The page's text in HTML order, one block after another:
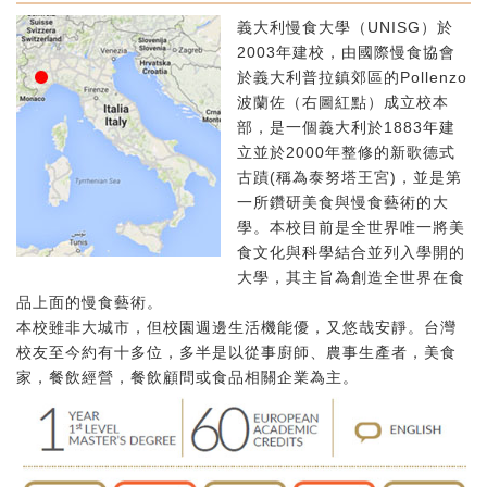
義大利慢食大學（UNISG）於
2003年建校，由國際慢食協會
於義大利普拉鎮郊區的Pollenzo
波蘭佐（右圖紅點）成立校本
部，是一個義大利於1883年建
立並於2000年整修的新歌德式
古蹟(稱為泰努塔王宮)，並是第
一所鑽研美食與慢食藝術的大
學。本校目前是全世界唯一將美
食文化與科學結合並列入學開的
大學，其主旨為創造全世界在食
品上面的慢食藝術。
本校雖非大城市，但校園週邊生活機能優，又悠哉安靜。台灣
校友至今約有十多位，多半是以從事廚師、農事生產者，美食
家，餐飲經營，餐飲顧問或食品相關企業為主。